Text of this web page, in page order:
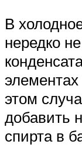
В
нередко
этом
добавить
спирта в